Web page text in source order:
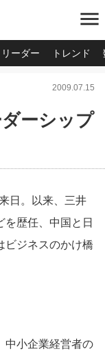
menu
リーダー トレンド
2009.07.15
ーシップ
日。以来、三井
歴任、中国と日
ビジネスのかけ橋
中小企業経営者の